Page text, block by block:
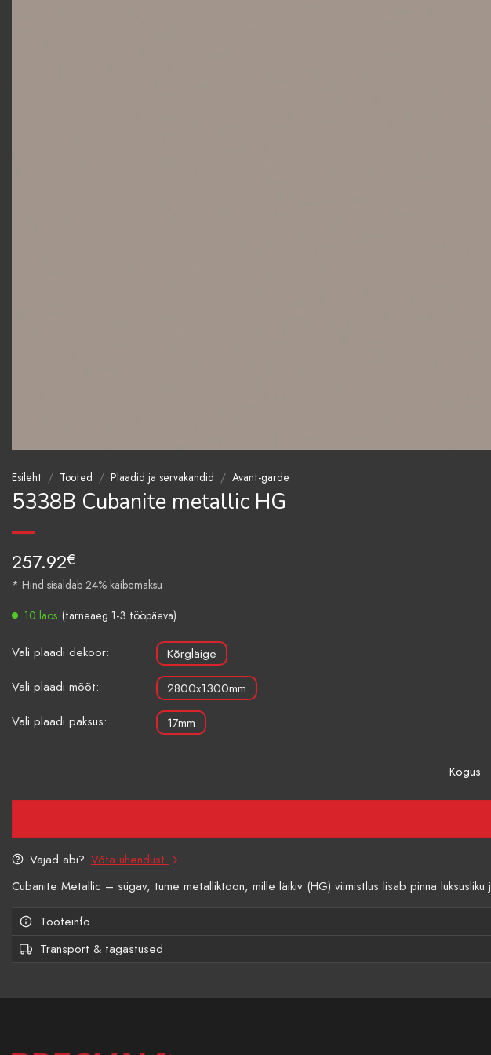
Esileht / Tooted / Plaadid ja servakandid / Avant-garde
5338B Cubanite metallic HG
257.92€
* Hind sisaldab 24% käibemaksu
10 laos (tarneaeg 1-3 tööpäeva)
Vali plaadi dekoor:
Kõrgläige
Vali plaadi mõõt:
2800x1300mm
Vali plaadi paksus:
17mm
Kogus
Vajad abi? Võta ühendust
Cubanite Metallic – sügav, tume metalliktoon, mille läikiv (HG) viimistlus lisab pinna
Tooteinfo
Transport & tagastused